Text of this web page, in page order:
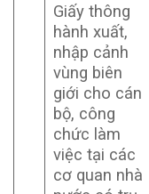
Giấy thông
hành xuất,
nhập cảnh
vùng biên
giới cho cán
bộ, công
chức làm
việc tại các
cơ quan nhà